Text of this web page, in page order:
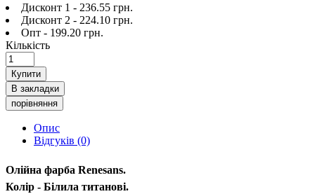
Дисконт 1 - 236.55 грн.
Дисконт 2 - 224.10 грн.
Опт - 199.20 грн.
Кількість
Купити
В закладки
порівняння
Опис
Відгуків (0)
Олійна фарба Renesans.
Колір - Білила титанові.